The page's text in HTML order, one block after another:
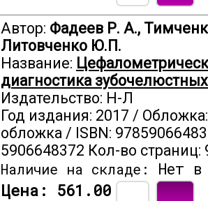
Автор: Фадеев Р. А.,
Литовченко Ю.П.
Название:
диагностика
Издательство: Н-Л
Год издания: 2017 /
обложка / ISBN:
5906648372 Кол-во страниц:
Наличие на складе:
Нет
Цена: 561.00